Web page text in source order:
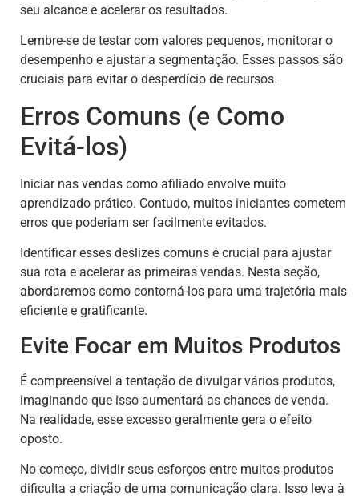
seu alcance e acelerar os resultados.
Lembre-se de testar com valores pequenos, monitorar o
desempenho e ajustar a segmentação. Esses passos são
cruciais para evitar o desperdício de recursos.
Erros Comuns (e Como
Evitá-los)
Iniciar nas vendas como afiliado envolve muito
aprendizado prático. Contudo, muitos iniciantes cometem
erros que poderiam ser facilmente evitados.
Identificar esses deslizes comuns é crucial para ajustar
sua rota e acelerar as primeiras vendas. Nesta seção,
abordaremos como contorná-los para uma trajetória mais
eficiente e gratificante.
Evite Focar em Muitos Produtos
É compreensível a tentação de divulgar vários produtos,
imaginando que isso aumentará as chances de venda.
Na realidade, esse excesso geralmente gera o efeito
oposto.
No começo, dividir seus esforços entre muitos produtos
dificulta a criação de uma comunicação clara. Isso leva à